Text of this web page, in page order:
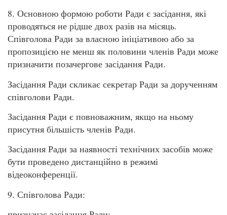
8. Основною формою роботи Ради є засідання, які
проводяться не рідше двох разів на місяць.
Співголова Ради за власною ініціативою або за
пропозицією не менш як половини членів Ради може
призначити позачергове засідання Ради.
Засідання Ради скликає секретар Ради за дорученням
співголови Ради.
Засідання Ради є повноважним, якщо на ньому
присутня більшість членів Ради.
Засідання Ради за наявності технічних засобів може
бути проведено дистанційно в режимі
відеоконференції.
9. Співголова Ради: